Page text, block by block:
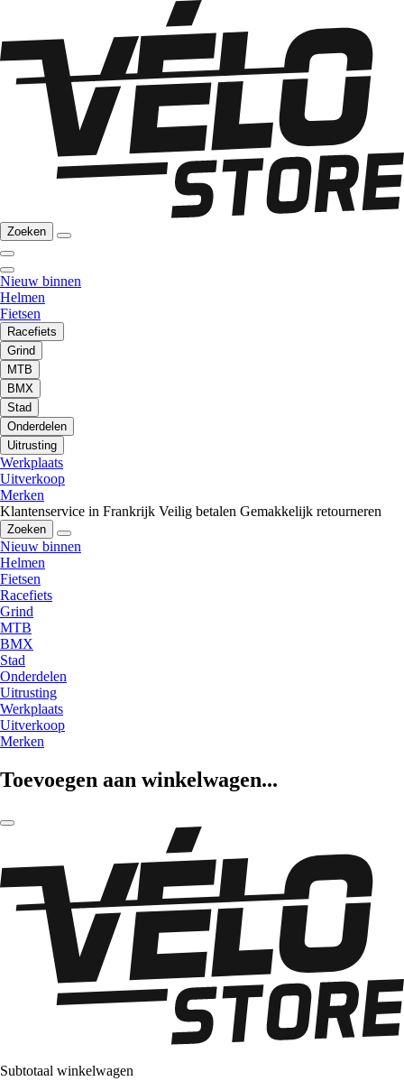
Zoeken
Nieuw binnen
Helmen
Fietsen
Racefiets
Grind
MTB
BMX
Stad
Onderdelen
Uitrusting
Werkplaats
Uitverkoop
Merken
Klantenservice in Frankrijk Veilig betalen Gemakkelijk retourneren
Zoeken
Nieuw binnen
Helmen
Fietsen
Racefiets
Grind
MTB
BMX
Stad
Onderdelen
Uitrusting
Werkplaats
Uitverkoop
Merken
Toevoegen aan winkelwagen...
Subtotaal winkelwagen